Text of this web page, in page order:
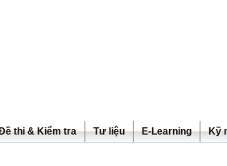
thi & Kiểm tra Tư liệu E-Learning Kỹ